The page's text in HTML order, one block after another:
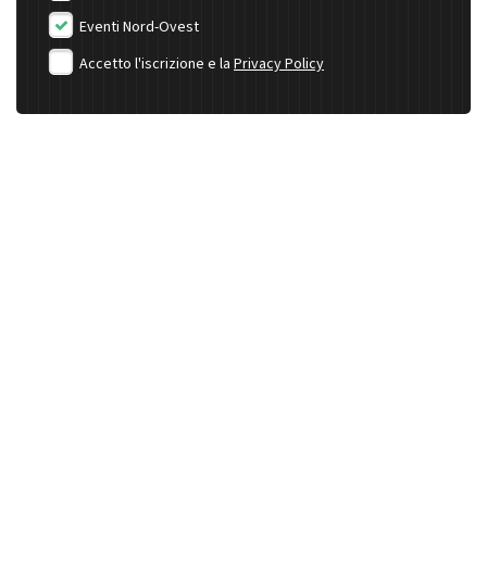
Eventi Nord-Ovest
Accetto l'iscrizione e la Privacy Policy